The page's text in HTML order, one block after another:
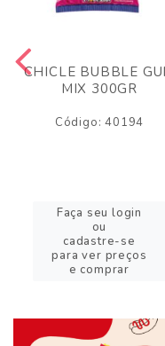
CHICLE BUBBLE
MIX 300GR
Código: 40194
Faça seu login
ou
cadastre-se
para ver preços
e comprar